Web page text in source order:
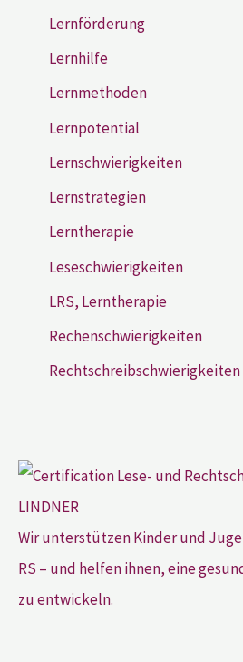
Lernförderung
Lernhilfe
Lernmethoden
Lernpotential
Lernschwierigkeiten
Lernstrategien
Lerntherapie
Leseschwierigkeiten
LRS, Lerntherapie
Rechenschwierigkeiten
Rechtschreibschwierigkeiten
Wir unterstützen Kinder und
RS – und helfen ihnen, eine
zu entwickeln.